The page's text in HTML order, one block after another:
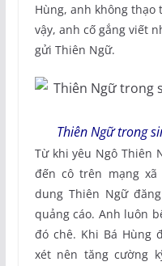
Hùng, anh không thạo
vậy, anh cố gắng viết
gửi Thiên Ngữ.
Thiên Ngữ trong
Từ khi yêu Ngô Thiên
đến cô trên mạng
dung Thiên Ngữ
quảng cáo. Anh luôn
đó chê. Khi Bá Hùng
xét nên tăng cường